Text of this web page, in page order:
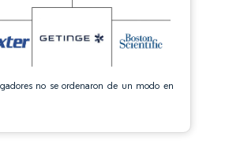
no se ordenaron de un modo en